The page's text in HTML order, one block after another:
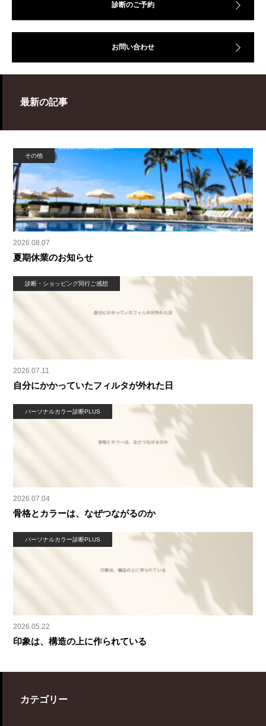
診断のご予約
お問い合わせ
最新の記事
その他
2026.08.07
夏期休業のお知らせ
診断・ショッピング同行ご感想
2026.07.11
自分にかかっていたフィルタが外れた日
パーソナルカラー診断PLUS
2026.07.04
骨格とカラーは、なぜつながるのか
パーソナルカラー診断PLUS
2026.05.22
印象は、構造の上に作られている
カテゴリー